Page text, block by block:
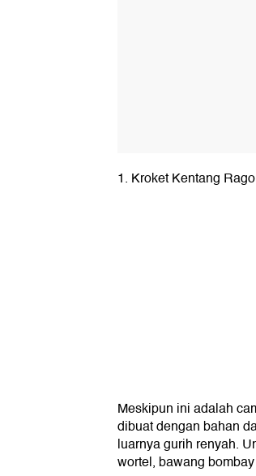
1. Kroket Kentang
Meskipun ini adalah
dibuat dengan bahan
luarnya gurih renyah.
wortel, bawang